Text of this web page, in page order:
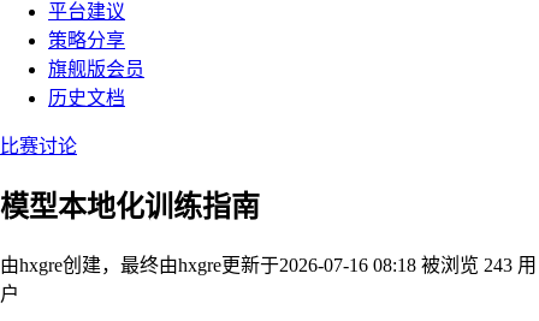
平台建议
策略分享
旗舰版会员
历史文档
比赛讨论
模型本地化训练指南
由hxgre创建，最终由hxgre更新于2026-07-16 08:18 被浏览 243 用
户